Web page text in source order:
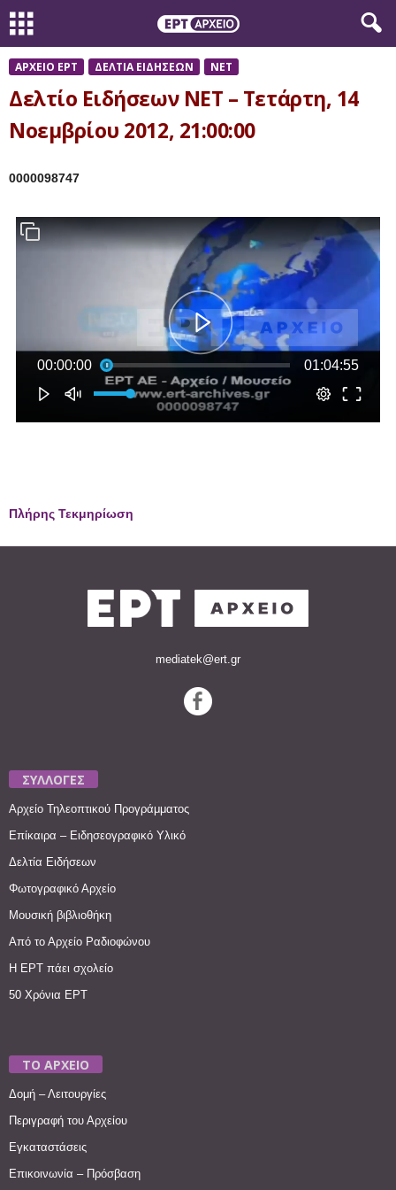
ΑΡΧΕΙΟ ΕΡΤ ΔΕΛΤΙΑ ΕΙΔΗΣΕΩΝ ΝΕΤ
Δελτίο Ειδήσεων ΝΕΤ – Τετάρτη, 14
Νοεμβρίου 2012, 21:00:00
0000098747
Πλήρης Τεκμηρίωση
mediatek@ert.gr
ΣΥΛΛΟΓΕΣ
Αρχείο Τηλεοπτικού Προγράμματος
Επίκαιρα – Ειδησεογραφικό Υλικό
Δελτία Ειδήσεων
Φωτογραφικό Αρχείο
Μουσική βιβλιοθήκη
Από το Αρχείο Ραδιοφώνου
Η ΕΡΤ πάει σχολείο
50 Χρόνια ΕΡΤ
ΤΟ ΑΡΧΕΙΟ
Δομή – Λειτουργίες
Περιγραφή του Αρχείου
Εγκαταστάσεις
Επικοινωνία – Πρόσβαση